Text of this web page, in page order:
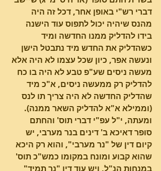
דברי רש"י באופן אחר, דכל זה היה
מהנס שיהיה יכול לתפוס עוד הישנה
בידו להדליק ממנו החדשה ומיד
כשהדליק את החדש מיד נתבטל הישן
ונעשה אפר, כיון שכל עצמו לא היה אלא
מעשה ניסים שע"פ טבע לא היה בו כח
להדליק רק ממעשה ניסים, א"כ מיד
שהדליק החדשה לא היה צריך תו לנס
(וממילא א"א להדליק השאר ממנה).
ומעתה, י"ל עפ"י דברי תוס' והחתם
סופר דאיכא ב' דינים בנר מערבי, יש
קיום דין של "נר מערבי", והוא רק היכא
שהוא קבוע ומונח במקומו כמש"כ תוס'
במנחות הנ"ל, ויש עוד דין "נר תמיד"